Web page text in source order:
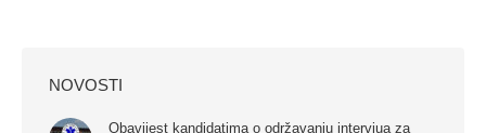
NOVOSTI
Obavijest kandidatima o održavanju intervjua za